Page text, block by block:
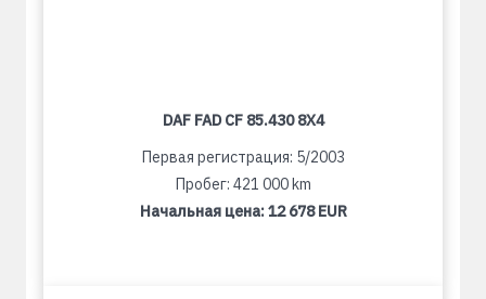
DAF FAD CF 85.430 8X4
Первая регистрация: 5/2003
Пробег: 421 000 km
Начальная цена:12 678 EUR